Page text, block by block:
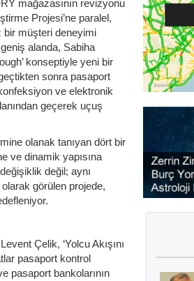
mağazasının revizyonu
Projesi’ne paralel,
bir müşteri deneyimi
alanda, Sabiha
konseptiyle yeni bir
sonra pasaport
ve elektronik
geçerek uçuş
olanak tanıyan dört bir
ve dinamik yapısına
değil; aynı
görülen projede,
Çelik, ‘Yolcu Akışını
pasaport kontrol
pasaport bankolarının